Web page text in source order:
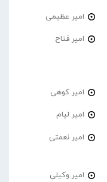
امیر عظیمی
امیر فتاح
امیر کوهی
امیر لیام
امیر نعمتی
امیر وکیلی